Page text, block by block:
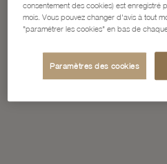
consentement des cookies) est enregistré
mois. Vous pouvez changer d'avis à tout
"paramétrer les cookies" en bas de
Paramètres des cookies